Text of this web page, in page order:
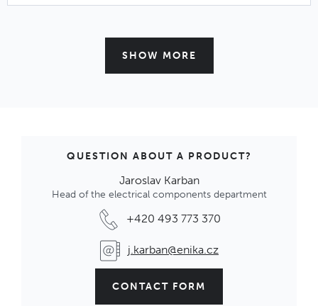
SHOW MORE
Příslušenství pro konektory MINI BUCCANEER
OUT OF STOCK
0,94 € / pcs
Code: 1002459
QUESTION ABOUT A PRODUCT?
Jaroslav Karban
Head of the electrical components department
+420 493 773 370
j.karban@enika.cz
CONTACT FORM